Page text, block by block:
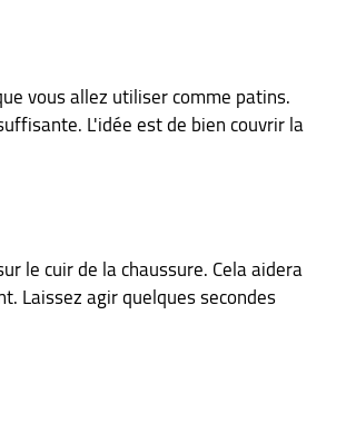
vous allez utiliser comme patins.
L'idée est de bien couvrir la
le cuir de la chaussure. Cela aidera
Laissez agir quelques secondes